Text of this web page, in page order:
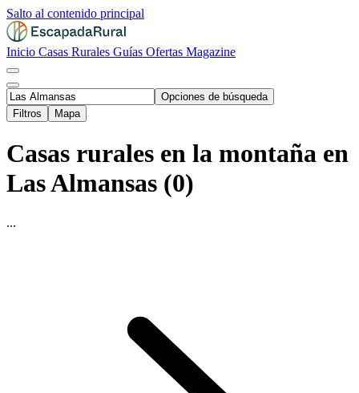
Salto al contenido principal
Inicio Casas Rurales Guías Ofertas Magazine
Opciones de búsqueda
Filtros
Mapa
Casas rurales en la montaña en
Las Almansas (0)
...